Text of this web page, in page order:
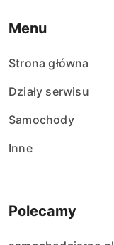
Menu
Strona główna
Działy serwisu
Samochody
Inne
Polecamy